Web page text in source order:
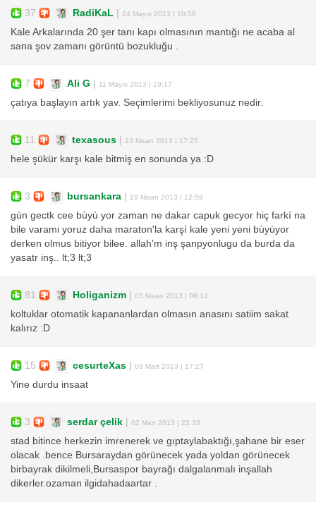
37 RadiKaL | 24 Mayıs 2013 | 10:56
Kale Arkalarında 20 şer tanı kapı olmasının mantığı ne acaba al
sana şov zamanı görüntü bozukluğu .
7 Ali G | 11 Mayıs 2013 | 19:17
çatıya başlayın artık yav. Seçimlerimi bekliyosunuz nedir.
11 texasous | 23 Nisan 2013 | 17:25
hele şükür karşı kale bitmiş en sonunda ya :D
3 bursankara | 19 Nisan 2013 | 12:59
gùn gectk cee bùyù yor zaman ne dakar capuk gecyor hiç farkí na
bile varami yoruz daha maraton'la karşí kale yeni yeni bùyùyor
derken olmus bitiyor bilee. allah'm inş şanpyonlugu da burda da
yasatr inş.. lt;3 lt;3
81 Holiganizm | 05 Nisan 2013 | 08:14
koltuklar otomatik kapananlardan olmasın anasını satiim sakat
kalırız :D
15 cesurteXas | 08 Mart 2013 | 17:27
Yine durdu insaat
3 serdar çelik | 02 Mart 2013 | 22:33
stad bitince herkezin imrenerek ve gıptaylabaktığı,şahane bir eser
olacak .bence Bursaraydan görünecek yada yoldan görünecek
birbayrak dikilmeli,Bursaspor bayrağı dalgalanmalı inşallah
dikerler.ozaman ilgidahadaartar .